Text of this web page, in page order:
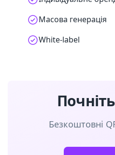
Масова генерація
White-label
Безкоштовні